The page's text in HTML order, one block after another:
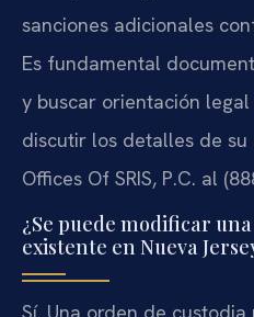
sanciones adicionales
Es fundamental
y buscar orientación
discutir los detalles de su
Offices Of SRIS, P.C. al
¿Se puede modificar
existente en Nueva
Sí. Una orden de